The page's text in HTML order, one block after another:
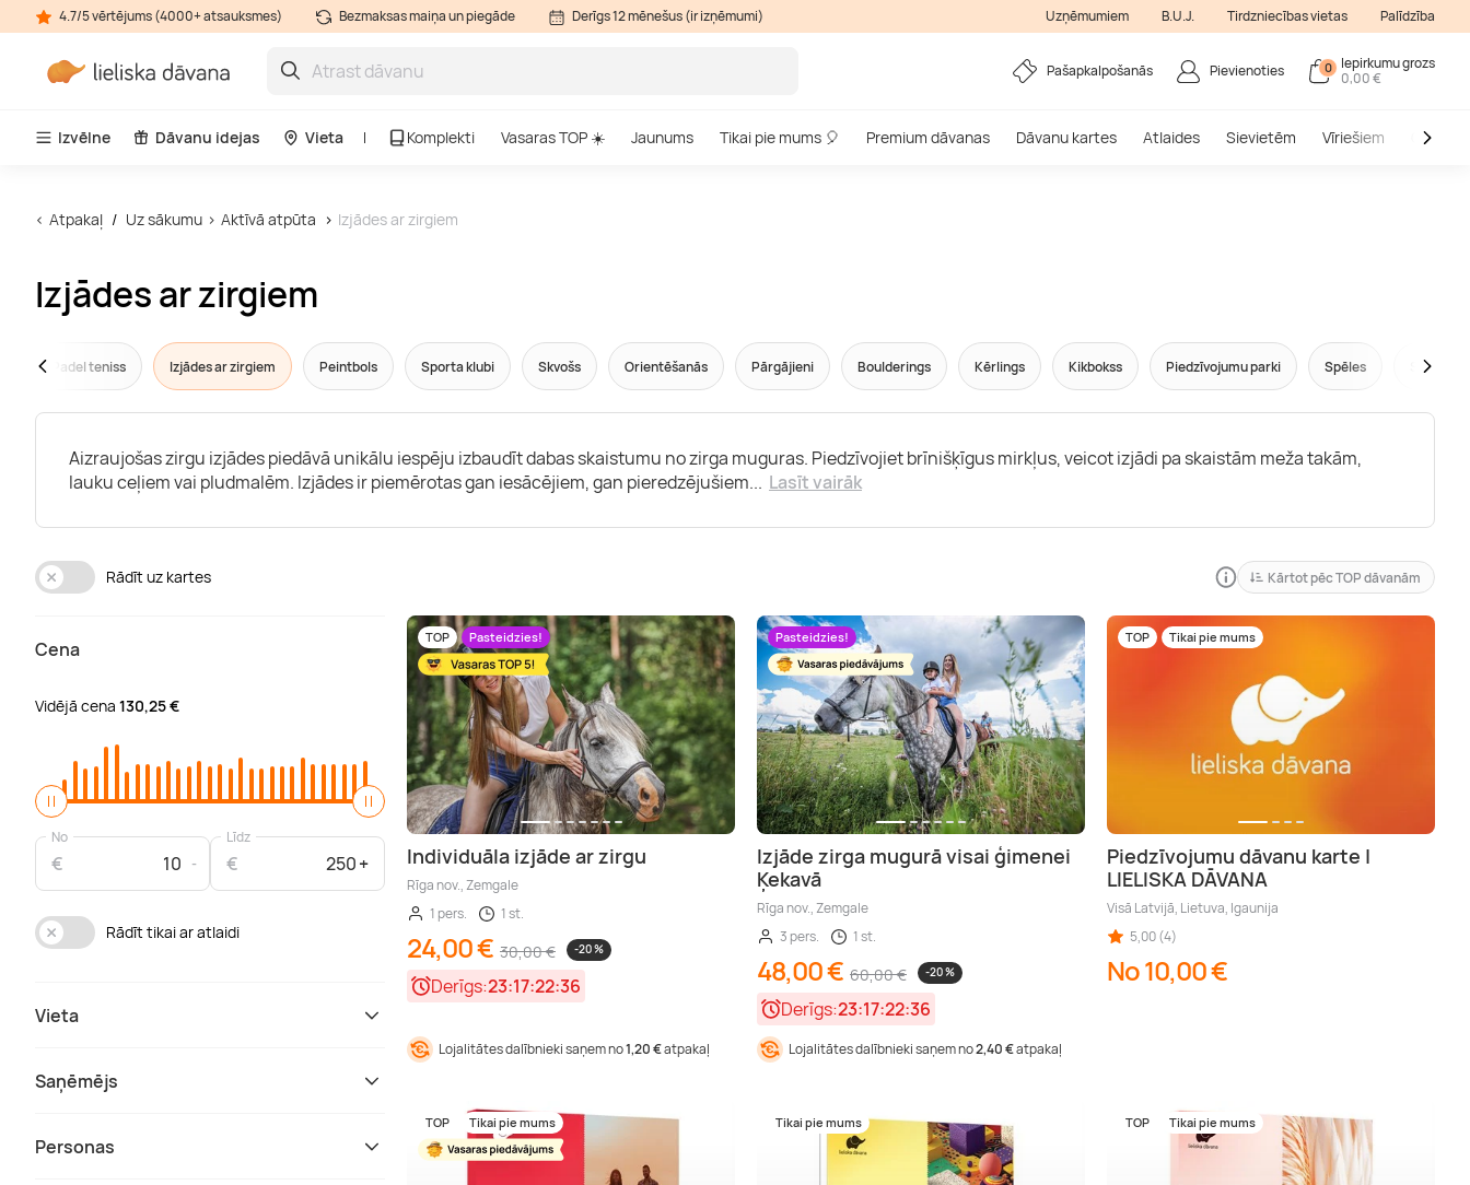
4.7/5 vērtējums (4000+ atsauksmes) Bezmaksas maiņa un piegāde Derīgs 12 mēnešus (ir izņēmumi) Uzņēmumiem B.U.J. Tirdzniecības vietas Palīdzība
Pašapkalpošanās Pievienoties 0
Iepirkumu grozs
0,00 €
Izvēlne Dāvanu idejas Vieta Komplekti Vasaras TOP ☀️ Jaunums Tikai pie mums 🎈 Premium dāvanas Dāvanu kartes Atlaides Sievietēm Vīriešiem Outlet
Atpakaļ Uz sākumu Aktīvā atpūta Izjādes ar zirgiem
Izjādes ar zirgiem
Padel teniss Izjādes ar zirgiem Peintbols Sporta klubi Skvošs Orientēšanās Pārgājieni Boulderings Kērlings Kikbokss Piedzīvojumu parki Spēles Sports
Aizraujošas zirgu izjādes piedāvā unikālu iespēju izbaudīt dabas skaistumu no zirga muguras. Piedzīvojiet brīnišķīgus mirkļus, veicot izjādi pa skaistām meža takām,
lauku ceļiem vai pludmalēm. Izjādes ir piemērotas gan iesācējiem, gan pieredzējušiem... Lasīt vairāk
Rādīt uz kartes Kārtot pēc TOP dāvanām
Cena
Vidējā cena 130,25 €
No
€
Līdz
€
Rādīt tikai ar atlaidi
Vieta
Saņēmējs
Personas
TOP Pasteidzies!
Individuāla izjāde ar zirgu
Rīga nov., Zemgale
1 pers.
1 st.
24,00 € 30,00 € -20 %
Derīgs:23:17:22:35
Lojalitātes dalībnieki saņem no1,20 €atpakaļ
Pasteidzies!
Izjāde zirga mugurā visai ģimenei
Ķekavā
Rīga nov., Zemgale
3 pers.
1 st.
48,00 € 60,00 € -20 %
Derīgs:23:17:22:35
Lojalitātes dalībnieki saņem no2,40 €atpakaļ
TOP Tikai pie mums
Piedzīvojumu dāvanu karte |
LIELISKA DĀVANA
Visā Latvijā, Lietuva, Igaunija
5,00 (4)
No 10,00 €
TOP Tikai pie mums Tikai pie mums TOP Tikai pie mums